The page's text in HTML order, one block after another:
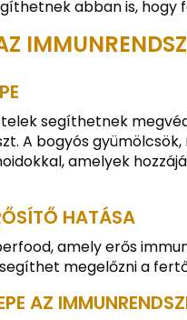
abban is, hogy
segíthetnek
A bogyós
amelyek
HATÁSA
amely erős
megelőzni a
AZ